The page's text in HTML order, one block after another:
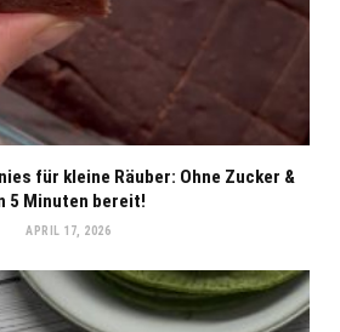
für kleine Räuber: Ohne Zucker &
5 Minuten bereit!
APRIL 17, 2026